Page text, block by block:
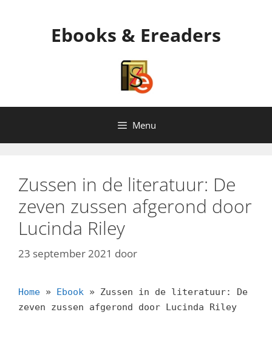
Ebooks & Ereaders
Menu
Zussen in de literatuur: De
zeven zussen afgerond door
Lucinda Riley
23 september 2021 door
Home » Ebook » Zussen in de literatuur: De
zeven zussen afgerond door Lucinda Riley